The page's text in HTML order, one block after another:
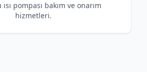
pompası bakım ve onarım
hizmetleri.